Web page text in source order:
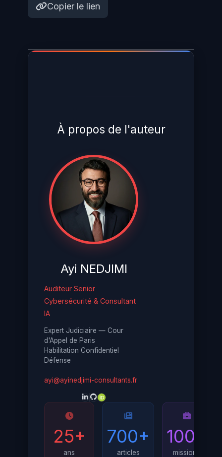
Copier le lien
À propos de l'auteur
Ayi NEDJIMI
Auditeur Senior
Cybersécurité & Consultant
IA
Expert Judiciaire — Cour
d'Appel de Paris
Habilitation Confidentiel
Défense
ayi@ayinedjimi-consultants.fr
25+
ans
700+
articles
100+
missions